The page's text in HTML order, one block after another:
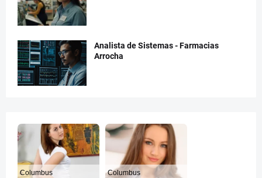
Analista de Sistemas - Farmacias
Arrocha
Columbus Columbus